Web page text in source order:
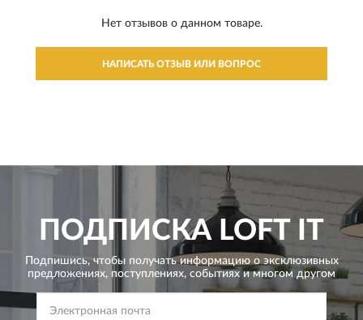
Нет отзывов о данном товаре.
НАПИСАТЬ ОТЗЫВ ИЛИ ВОПРОС
ПОДПИСКА LOFT IT
Подпишись, чтобы получать информацию о эксклюзивных
предложениях, поступлениях, событиях и многом другом